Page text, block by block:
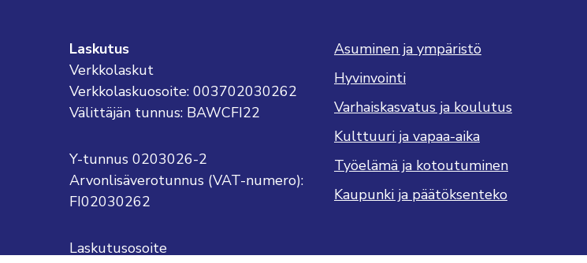
Laskutus
Verkkolaskut
Verkkolaskuosoite: 003702030262
Välittäjän tunnus: BAWCFI22
Y-tunnus 0203026-2
Arvonlisäverotunnus (VAT-numero):
FI02030262
Laskutusosoite
Asuminen ja ympäristö
Hyvinvointi
Varhaiskasvatus ja koulutus
Kulttuuri ja vapaa-aika
Työelämä ja kotoutuminen
Kaupunki ja päätöksenteko